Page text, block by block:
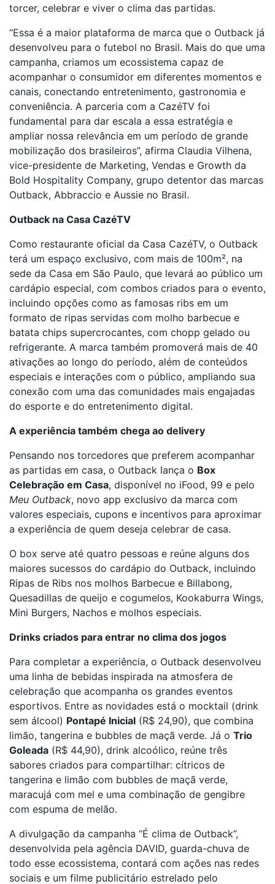
torcer, celebrar e viver o clima das partidas.
“Essa é a maior plataforma de marca que o Outback já
desenvolveu para o futebol no Brasil. Mais do que uma
campanha, criamos um ecossistema capaz de
acompanhar o consumidor em diferentes momentos e
canais, conectando entretenimento, gastronomia e
conveniência. A parceria com a CazéTV foi
fundamental para dar escala a essa estratégia e
ampliar nossa relevância em um período de grande
mobilização dos brasileiros”, afirma Claudia Vilhena,
vice-presidente de Marketing, Vendas e Growth da
Bold Hospitality Company, grupo detentor das marcas
Outback, Abbraccio e Aussie no Brasil.
Outback na Casa CazéTV
Como restaurante oficial da Casa CazéTV, o Outback
terá um espaço exclusivo, com mais de 100m², na
sede da Casa em São Paulo, que levará ao público um
cardápio especial, com combos criados para o evento,
incluindo opções como as famosas ribs em um
formato de ripas servidas com molho barbecue e
batata chips supercrocantes, com chopp gelado ou
refrigerante. A marca também promoverá mais de 40
ativações ao longo do período, além de conteúdos
especiais e interações com o público, ampliando sua
conexão com uma das comunidades mais engajadas
do esporte e do entretenimento digital.
A experiência também chega ao delivery
Pensando nos torcedores que preferem acompanhar
as partidas em casa, o Outback lança o Box
Celebração em Casa, disponível no iFood, 99 e pelo
Meu Outback, novo app exclusivo da marca com
valores especiais, cupons e incentivos para aproximar
a experiência de quem deseja celebrar de casa.
O box serve até quatro pessoas e reúne alguns dos
maiores sucessos do cardápio do Outback, incluindo
Ripas de Ribs nos molhos Barbecue e Billabong,
Quesadillas de queijo e cogumelos, Kookaburra Wings,
Mini Burgers, Nachos e molhos especiais.
Drinks criados para entrar no clima dos jogos
Para completar a experiência, o Outback desenvolveu
uma linha de bebidas inspirada na atmosfera de
celebração que acompanha os grandes eventos
esportivos. Entre as novidades está o mocktail (drink
sem álcool) Pontapé Inicial (R$ 24,90), que combina
limão, tangerina e bubbles de maçã verde. Já o Trio
Goleada (R$ 44,90), drink alcoólico, reúne três
sabores criados para compartilhar: cítricos de
tangerina e limão com bubbles de maçã verde,
maracujá com mel e uma combinação de gengibre
com espuma de melão.
A divulgação da campanha “É clima de Outback”,
desenvolvida pela agência DAVID, guarda-chuva de
todo esse ecossistema, contará com ações nas redes
sociais e um filme publicitário estrelado pelo